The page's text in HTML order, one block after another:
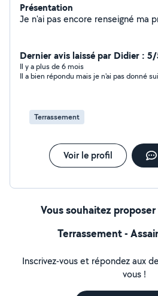
Présentation
Je
Dernier avis laissé par Didier :
Il y a plus de 6 mois
Il a bien répondu mais je n'ai pas donné
Terrassement
Voir le profil
Vous souhaitez
Terrassement -
Inscrivez-vous et répondez aux
vous !